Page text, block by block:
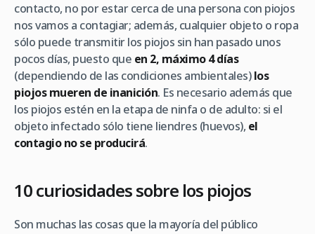
contacto, no por estar cerca de una persona con piojos
nos vamos a contagiar; además, cualquier objeto o ropa
sólo puede transmitir los piojos sin han pasado unos
pocos días, puesto que en 2, máximo 4 días
(dependiendo de las condiciones ambientales)los
piojos mueren de inanición. Es necesario además que
los piojos estén en la etapa de ninfa o de adulto: si el
objeto infectado sólo tiene liendres (huevos), el
contagio no se producirá.
10 curiosidades sobre los piojos
Son muchas las cosas que la mayoría del público